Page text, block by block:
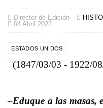
Director de Edición
04 Abril 2022
ESTADOS UNIDOS
(1847/03/03 - 1922/
–Eduque a las masas,